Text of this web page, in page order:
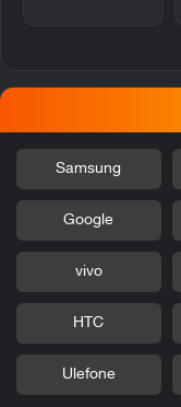
Samsung
Google
vivo
HTC
Ulefone